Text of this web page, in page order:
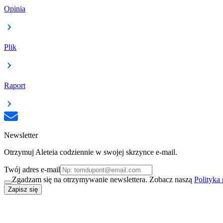
Opinia
Plik
Raport
Newsletter
Otrzymuj Aleteia codziennie w swojej skrzynce e-mail.
Twój adres e-mail
Zgadzam się na otrzymywanie newslettera. Zobacz naszą Polityka
Zapisz się